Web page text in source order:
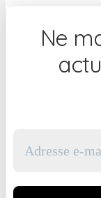
Ne